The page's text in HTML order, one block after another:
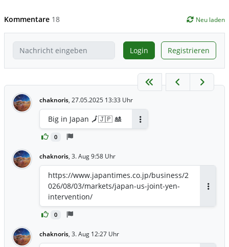
Kommentare 18 Neu laden
Login Registrieren
chaknoris, 27.05.2025 13:33 Uhr
0
Big in Japan 🗾🇯🇵 🎎
chaknoris, 3. Aug 9:58 Uhr
0
https://www.japantimes.co.jp/business/2
026/08/03/markets/japan-us-joint-yen-
intervention/
chaknoris, 3. Aug 12:27 Uhr